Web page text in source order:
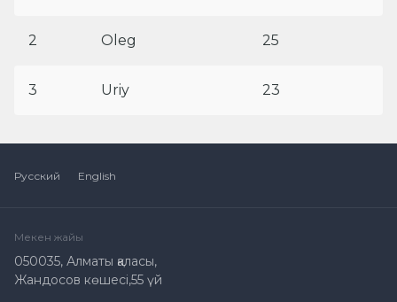
2 Oleg 25
3 Uriy 23
Русский English
Мекен жайы
050035, Алматы қаласы,
Жандосов көшесі,55 үй